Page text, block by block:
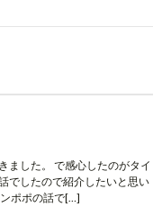
ました。 で感心したのがタイ
でしたので紹介したいと思い
ポポの話で[…]